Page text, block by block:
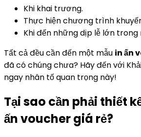
Khi khai trương.
Thực hiện chương trình
Khi đến những dịp lễ lớn trong
Tất cả đều cần đến một mẫu in ấn
đã có chúng chưa? Hãy đến với
ngay nhân tố quan trọng này!
Tại sao cần phải thiết
ấn voucher giá rẻ?